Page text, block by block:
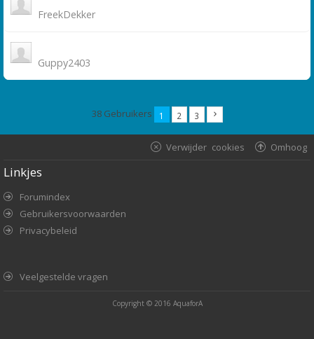
FreekDekker
Guppy2403
38 Gebruikers 1 2 3
Omhoog
Verwijder cookies
Linkjes
Forumindex
Gebruikersvoorwaarden
Privacybeleid
Veelgestelde vragen
Copyright © 2016 AquaforA